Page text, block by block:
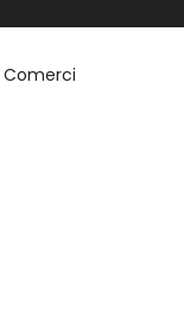
Comerci